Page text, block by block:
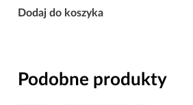
Dodaj do koszyka
Podobne produkty